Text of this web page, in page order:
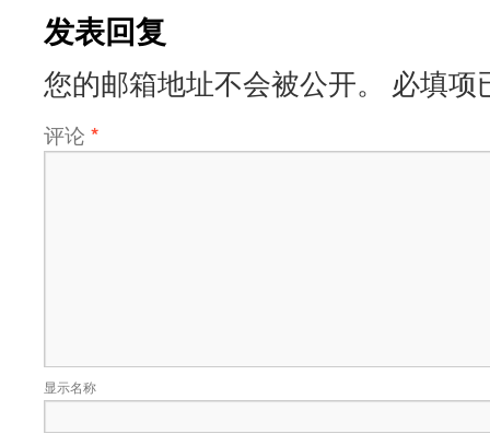
发表回复
您的邮箱地址不会被公开。 必填项
评论 *
显示名称